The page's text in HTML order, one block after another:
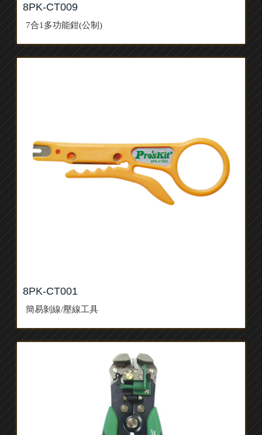
8PK-CT009
7合1多功能鉗(公制)
8PK-CT001
簡易剝線/壓線工具